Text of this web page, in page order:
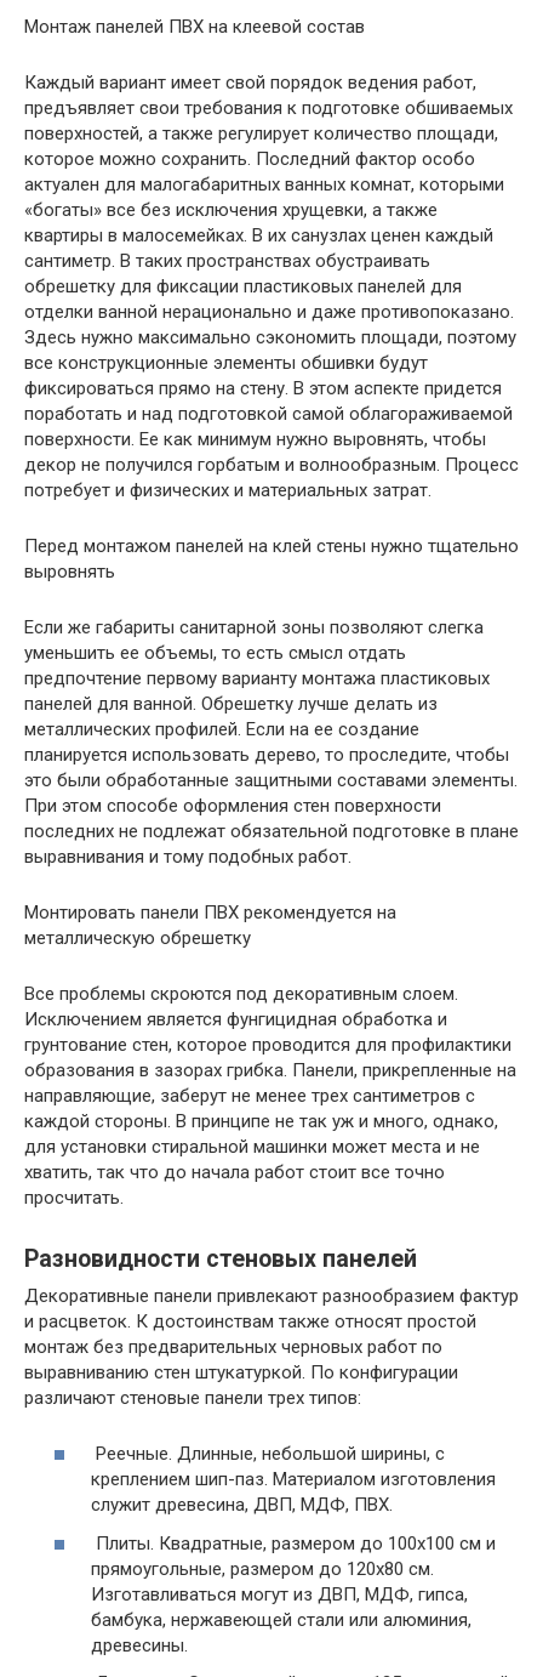
Монтаж панелей ПВХ на клеевой состав
Каждый вариант имеет свой порядок ведения работ,
предъявляет свои требования к подготовке обшиваемых
поверхностей, а также регулирует количество площади,
которое можно сохранить. Последний фактор особо
актуален для малогабаритных ванных комнат, которыми
«богаты» все без исключения хрущевки, а также
квартиры в малосемейках. В их санузлах ценен каждый
сантиметр. В таких пространствах обустраивать
обрешетку для фиксации пластиковых панелей для
отделки ванной нерационально и даже противопоказано.
Здесь нужно максимально сэкономить площади, поэтому
все конструкционные элементы обшивки будут
фиксироваться прямо на стену. В этом аспекте придется
поработать и над подготовкой самой облагораживаемой
поверхности. Ее как минимум нужно выровнять, чтобы
декор не получился горбатым и волнообразным. Процесс
потребует и физических и материальных затрат.
Перед монтажом панелей на клей стены нужно тщательно
выровнять
Если же габариты санитарной зоны позволяют слегка
уменьшить ее объемы, то есть смысл отдать
предпочтение первому варианту монтажа пластиковых
панелей для ванной. Обрешетку лучше делать из
металлических профилей. Если на ее создание
планируется использовать дерево, то проследите, чтобы
это были обработанные защитными составами элементы.
При этом способе оформления стен поверхности
последних не подлежат обязательной подготовке в плане
выравнивания и тому подобных работ.
Монтировать панели ПВХ рекомендуется на
металлическую обрешетку
Все проблемы скроются под декоративным слоем.
Исключением является фунгицидная обработка и
грунтование стен, которое проводится для профилактики
образования в зазорах грибка. Панели, прикрепленные на
направляющие, заберут не менее трех сантиметров с
каждой стороны. В принципе не так уж и много, однако,
для установки стиральной машинки может места и не
хватить, так что до начала работ стоит все точно
просчитать.
Разновидности стеновых панелей
Декоративные панели привлекают разнообразием фактур
и расцветок. К достоинствам также относят простой
монтаж без предварительных черновых работ по
выравниванию стен штукатуркой. По конфигурации
различают стеновые панели трех типов:
Реечные. Длинные, небольшой ширины, с
креплением шип-паз. Материалом изготовления
служит древесина, ДВП, МДФ, ПВХ.
Плиты. Квадратные, размером до 100х100 см и
прямоугольные, размером до 120х80 см.
Изготавливаться могут из ДВП, МДФ, гипса,
бамбука, нержавеющей стали или алюминия,
древесины.